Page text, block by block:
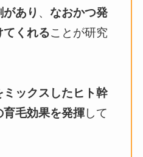
あり 、なおかつ発
てくれることが研究
ミックスしたヒト幹
毛効果を発揮して